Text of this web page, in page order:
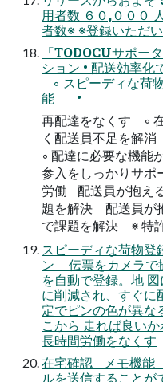
用者数 ６０,０００
者数※ ※登録いただ
「TODOCUサポー
ション • 配送効率化
◦ スピーディな荷
能 •
再配達をなくす ◦
く配送員不足を解
◦ 配達に必要な機能
参入をしっかりサ
労働 配送員が抱え
題を解決 配送員が
で課題を解決 ※ 特
スピーディな荷物
ン 伝票をカメラで
を自動で登録。地
に削減され、すぐ
定でピンの色が異な
こから 走れば良い
長時間労働をなくす
在宅確認 メモ機能
ルを送信することが